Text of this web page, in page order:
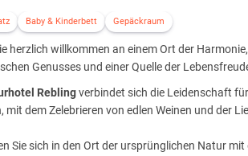
Baby & Kinderbett Gepäckraum
herzlich willkommen an einem Ort der
Genusses und einer Quelle der
Reblingverbindet sich die Leidenschaft
mit dem Zelebrieren von edlen Weinen und der
Sie sich in den Ort der ursprünglichen Natur mit